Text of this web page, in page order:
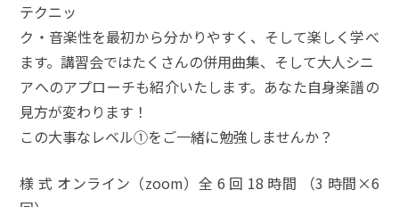
テクニッ
ク・音楽性を最初から分かりやすく、そして楽しく学べ
ます。講習会ではたくさんの併用曲集、そして大人シニ
アへのアプローチも紹介いたします。あなた自身楽譜の
見方が変わります！
この大事なレベル①をご一緒に勉強しませんか？
様 式 オンライン（zoom）全 6 回 18 時間 （3 時間×6